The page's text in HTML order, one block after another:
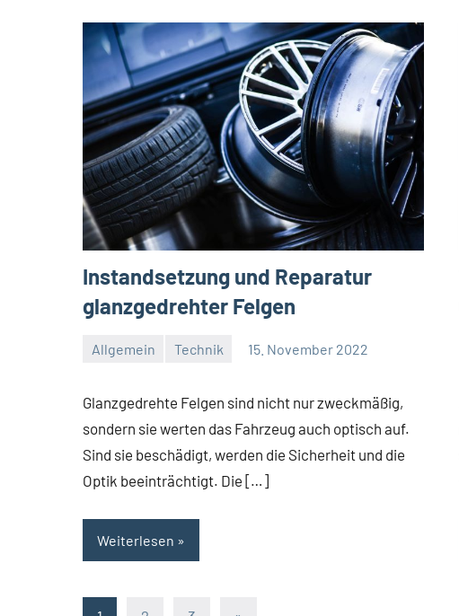
Instandsetzung und Reparatur
glanzgedrehter Felgen
Allgemein Technik 15. November 2022
Redaktion
Keine
Glanzgedrehte Felgen sind nicht nur zweckmäßig,
sondern sie werten das Fahrzeug auch optisch auf.
Sind sie beschädigt, werden die Sicherheit und die
Optik beeinträchtigt. Die […]
Weiterlesen